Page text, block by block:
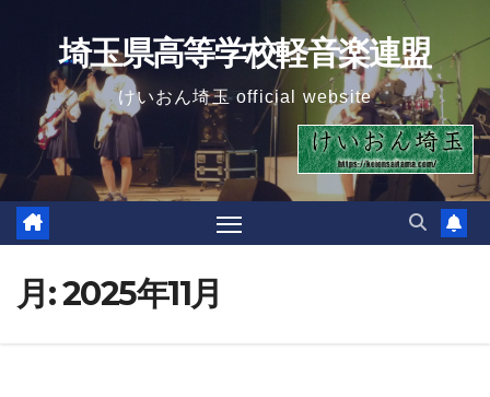
content
埼玉県高等学校軽音楽連盟
けいおん埼玉 official website
月:2025年11月